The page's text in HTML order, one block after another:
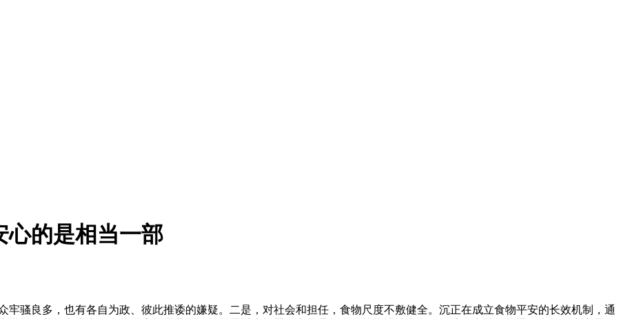
心的是相当一部
良多，也有各自为政、彼此推诿的嫌疑。二是，对社会和担任，食物尺度不敷健全。沉正在成立食物平安的长效机制，通